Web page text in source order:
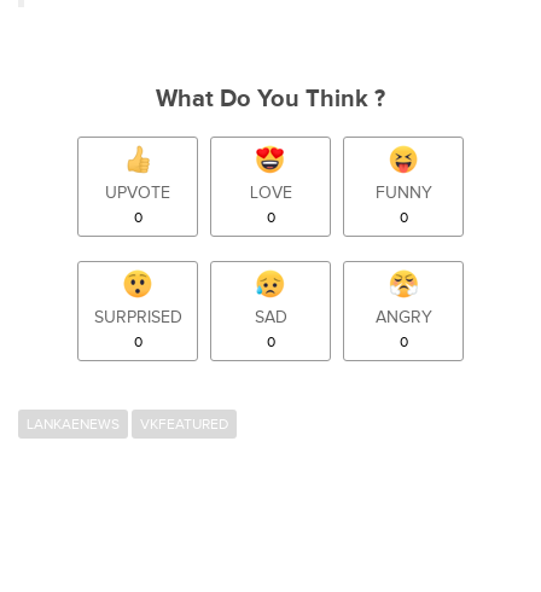
What Do You Think ?
UPVOTE
0
LOVE
0
FUNNY
0
SURPRISED
0
SAD
0
ANGRY
0
LANKAENEWS VKFEATURED